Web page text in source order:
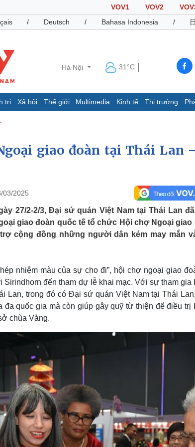
VOV1 VOV2
/ Deutsch / Bahasa Indonesia /
Hà Nội 31°C
trị Xã hội Thế giới Multimedia Kinh tế Thị trường
Dự báo thời tiết
Giáo dục
Cuộc sống đó
Hồ sơ
Quân sự - Quốc phòng
Vũ khí
Việt Nam
Phân tích
Thể thao
Bóng đá
Lịch thi đấu
Thế giới thể
ngon
Đời sống
Nhà đẹp
Blog
Tình yêu - Gia đình
Văn hóa
Sân khấu - Điện
Văn học
Âm nhạc
giao đoàn tại Thái Lan
03/2025
27/2-2/3, Đại sứ quán Việt Nam tại Thái Lan
giao đoàn quốc tế tổ chức Hội chợ Ngoại
cộng đồng những người dân kém may mắn
nhiệm màu của sự cho đi”, hội chợ ngoại giao
Sirindhorn đến tham dự lễ khai mạc. Với sự tham
Lan, trong đó có Đại sứ quán Việt Nam tại Thái
đa quốc gia mà còn giúp gây quỹ từ thiện để điều
chùa Vàng.